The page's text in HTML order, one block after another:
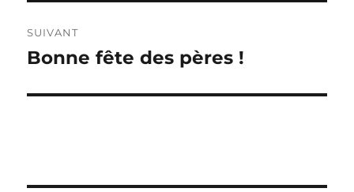
SUIVANT
Publication
Bonne fête des pères !